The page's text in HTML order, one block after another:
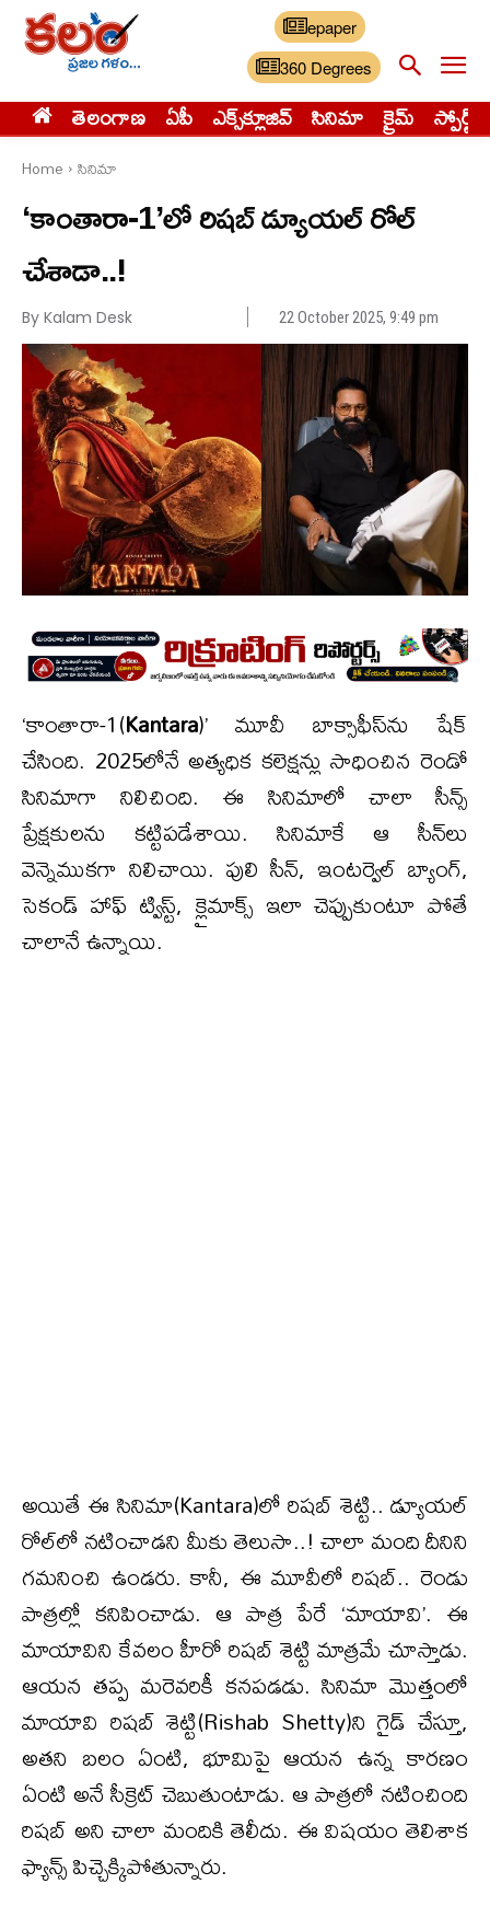
epaper
360 Degrees
తెలంగాణ ఏపీ ఎక్స్‌క్లూజివ్‌ సినిమా క్రైమ్ స్పోర్ట్స్
Home సినిమా
‘కాంతారా-1’లో రిషబ్‌ డ్యూయల్ రోల్
చేశాడా..!
By Kalam Desk 22 October 2025, 9:49 pm
‘కాంతారా-1(Kantara)’ మూవీ బాక్సాఫీస్‌ను షేక్
చేసింది. 2025లోనే అత్యధిక కలెక్షన్లు సాధించిన రెండో
సినిమాగా నిలిచింది. ఈ సినిమాలో చాలా సీన్స్
ప్రేక్షకులను కట్టిపడేశాయి. సినిమాకే ఆ సీన్‌లు
వెన్నెముకగా నిలిచాయి. పులి సీన్, ఇంటర్వెల్ బ్యాంగ్,
సెకండ్ హాఫ్ ట్విస్ట్, క్లైమాక్స్ ఇలా చెప్పుకుంటూ పోతే
చాలానే ఉన్నాయి.
అయితే ఈ సినిమా(Kantara)లో రిషబ్ శెట్టి.. డ్యూయల్
రోల్‌లో నటించాడని మీకు తెలుసా..! చాలా మంది దీనిని
గమనించి ఉండరు. కానీ, ఈ మూవీలో రిషబ్.. రెండు
పాత్రల్లో కనిపించాడు. ఆ పాత్ర పేరే ‘మాయావి’. ఈ
మాయావిని కేవలం హీరో రిషబ్ శెట్టి మాత్రమే చూస్తాడు.
ఆయన తప్ప మరెవరికీ కనపడడు. సినిమా మొత్తంలో
మాయావి రిషబ్ శెట్టి(Rishab Shetty)ని గైడ్ చేస్తూ,
అతని బలం ఏంటి, భూమిపై ఆయన ఉన్న కారణం
ఏంటి అనే సీక్రెట్ చెబుతుంటాడు. ఆ పాత్రలో నటించింది
రిషబ్‌ అని చాలా మందికి తెలీదు. ఈ విషయం తెలిశాక
ఫ్యాన్స్‌ పిచ్చెక్కిపోతున్నారు.